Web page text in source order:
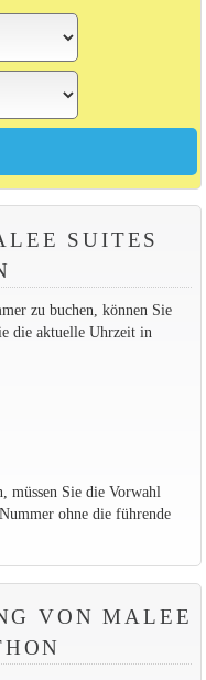
SUITES
zu buchen, können Sie
die aktuelle Uhrzeit in
müssen Sie die Vorwahl
ohne die führende
VON MALEE